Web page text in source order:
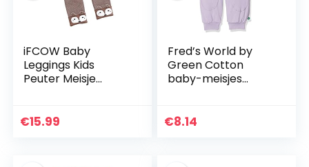
iFCOW Baby
Leggings Kids
Peuter Meisje
Lange Broek voor
€15.99
Fred’s World by
Green Cotton
baby-meisjes
€8.14